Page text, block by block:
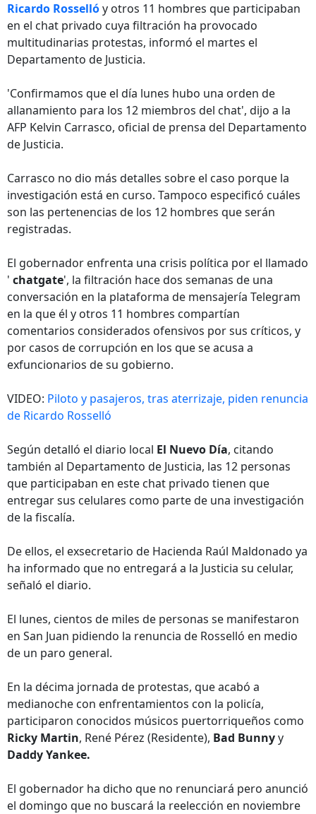
Ricardo Rossellóy otros 11 hombres que participaban
en el chat privado cuya filtración ha provocado
multitudinarias protestas, informó el martes el
Departamento de Justicia.
'Confirmamos que el día lunes hubo una orden de
allanamiento para los 12 miembros del chat', dijo a la
AFP Kelvin Carrasco, oficial de prensa del Departamento
de Justicia.
Carrasco no dio más detalles sobre el caso porque la
investigación está en curso. Tampoco especificó cuáles
son las pertenencias de los 12 hombres que serán
registradas.
El gobernador enfrenta una crisis política por el llamado
' chatgate', la filtración hace dos semanas de una
conversación en la plataforma de mensajería Telegram
en la que él y otros 11 hombres compartían
comentarios considerados ofensivos por sus críticos, y
por casos de corrupción en los que se acusa a
exfuncionarios de su gobierno.
VIDEO: Piloto y pasajeros, tras aterrizaje, piden renuncia
de Ricardo Rosselló
Según detalló el diario local El Nuevo Día, citando
también al Departamento de Justicia, las 12 personas
que participaban en este chat privado tienen que
entregar sus celulares como parte de una investigación
de la fiscalía.
De ellos, el exsecretario de Hacienda Raúl Maldonado ya
ha informado que no entregará a la Justicia su celular,
señaló el diario.
El lunes, cientos de miles de personas se manifestaron
en San Juan pidiendo la renuncia de Rosselló en medio
de un paro general.
En la décima jornada de protestas, que acabó a
medianoche con enfrentamientos con la policía,
participaron conocidos músicos puertorriqueños como
Ricky Martin, René Pérez (Residente), Bad Bunnyy
Daddy Yankee.
El gobernador ha dicho que no renunciará pero anunció
el domingo que no buscará la reelección en noviembre